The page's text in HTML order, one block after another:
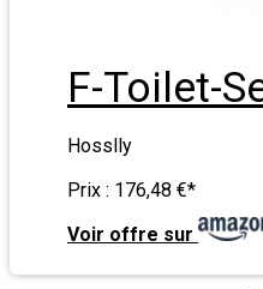
F-Toilet-
Hosslly
Prix : 176,48 €*
Voir offre sur